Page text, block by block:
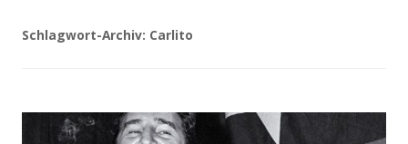
Schlagwort-Archiv: Carlito